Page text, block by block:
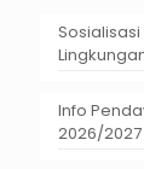
Info
2026/2027